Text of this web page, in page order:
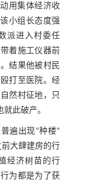
用集体经济收
小组长态度强
派进入村委任
着施工仪器前
结果他被村民
打至医院。经
然村征地，只
此破产。
遍出现“种楼”
前大肆建房的行
经济树苗的行
为都是为了获